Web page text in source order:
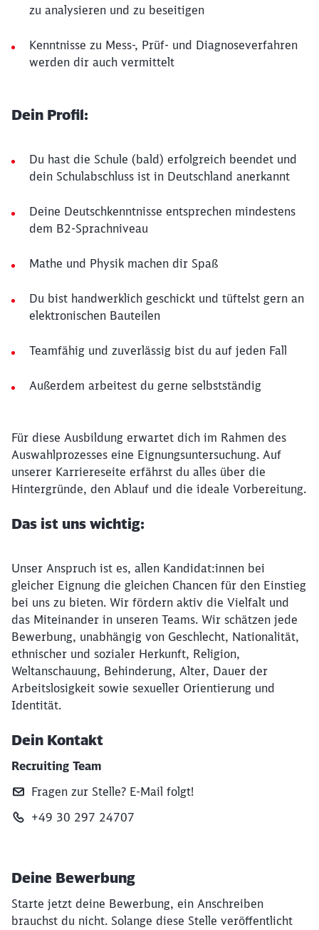
zu analysieren und zu beseitigen
Kenntnisse zu Mess-, Prüf- und Diagnoseverfahren
werden dir auch vermittelt
Dein Profil:
Du hast die Schule (bald) erfolgreich beendet und
dein Schulabschluss ist in Deutschland anerkannt
Deine Deutschkenntnisse entsprechen mindestens
dem B2-Sprachniveau
Mathe und Physik machen dir Spaß
Du bist handwerklich geschickt und tüftelst gern an
elektronischen Bauteilen
Teamfähig und zuverlässig bist du auf jeden Fall
Außerdem arbeitest du gerne selbstständig
Für diese Ausbildung erwartet dich im Rahmen des
Auswahlprozesses eine Eignungsuntersuchung. Auf
unserer Karriereseite erfährst du alles über die
Hintergründe, den Ablauf und die ideale Vorbereitung.
Das ist uns wichtig:
Unser Anspruch ist es, allen Kandidat:innen bei
gleicher Eignung die gleichen Chancen für den Einstieg
bei uns zu bieten. Wir fördern aktiv die Vielfalt und
das Miteinander in unseren Teams. Wir schätzen jede
Bewerbung, unabhängig von Geschlecht, Nationalität,
ethnischer und sozialer Herkunft, Religion,
Weltanschauung, Behinderung, Alter, Dauer der
Arbeitslosigkeit sowie sexueller Orientierung und
Identität.
Dein Kontakt
Recruiting Team
Fragen zur Stelle? E‑Mail folgt!
+49 30 297 24707
Deine Bewerbung
Starte jetzt deine Bewerbung, ein Anschreiben
brauchst du nicht. Solange diese Stelle veröffentlicht